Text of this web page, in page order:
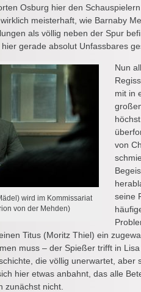
Osburg hier den
meisterhaft, wie Barnaby
als völlig neben der Spur
gerade absolut Unfassbares
wird im Kommissariat
von der Mehden)
Nun
mit in
von
seine
Titus (Moritz Thiel) ein
muss – der Spießer trifft in
die völlig unerwartet, aber
hier etwas anbahnt, das alle
zunächst nicht.